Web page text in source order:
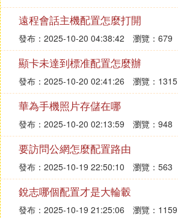
遠程會話主機配置怎麼打開
發布：2025-10-20 04:38:42 瀏覽：679
顯卡未達到標准配置怎麼辦
發布：2025-10-20 02:41:26 瀏覽：1315
華為手機照片存儲在哪
發布：2025-10-20 02:13:59 瀏覽：948
要訪問公網怎麼配置路由
發布：2025-10-19 22:50:10 瀏覽：563
銳志哪個配置才是大輪轂
發布：2025-10-19 21:25:06 瀏覽：1159